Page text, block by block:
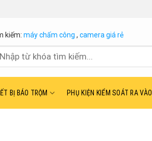
kiếm: máy chấm công , camera giá rẻ
BỊ BÁO TRỘM PHỤ KIỆN KIỂM SOÁT RA VÀO